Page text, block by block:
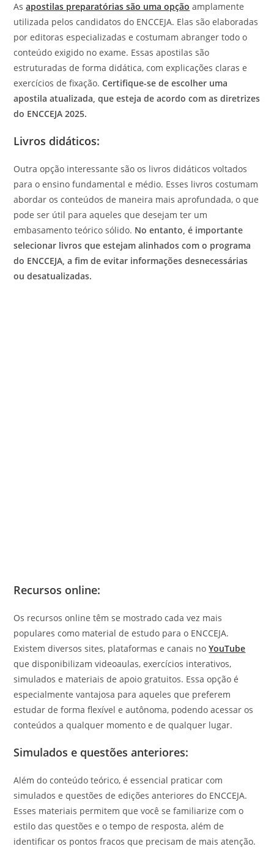
Asapostilas preparatórias são uma opção amplamente
utilizada pelos candidatos do ENCCEJA. Elas são elaboradas
por editoras especializadas e costumam abranger todo o
conteúdo exigido no exame. Essas apostilas são
estruturadas de forma didática, com explicações claras e
exercícios de fixação.Certifique-se de escolher uma
apostila atualizada, que esteja de acordo com as diretrizes
do ENCCEJA 2025.
Livros didáticos:
Outra opção interessante são os livros didáticos voltados
para o ensino fundamental e médio. Esses livros costumam
abordar os conteúdos de maneira mais aprofundada, o que
pode ser útil para aqueles que desejam ter um
embasamento teórico sólido. No entanto, é importante
selecionar livros que estejam alinhados com o programa
do ENCCEJA, a fim de evitar informações desnecessárias
ou desatualizadas.
Recursos online:
Os recursos online têm se mostrado cada vez mais
populares como material de estudo para o ENCCEJA.
Existem diversos sites, plataformas e canais noYouTube
que disponibilizam videoaulas, exercícios interativos,
simulados e materiais de apoio gratuitos. Essa opção é
especialmente vantajosa para aqueles que preferem
estudar de forma flexível e autônoma, podendo acessar os
conteúdos a qualquer momento e de qualquer lugar.
Simulados e questões anteriores:
Além do conteúdo teórico, é essencial praticar com
simulados e questões de edições anteriores do ENCCEJA.
Esses materiais permitem que você se familiarize com o
estilo das questões e o tempo de resposta, além de
identificar os pontos fracos que precisam de mais atenção.